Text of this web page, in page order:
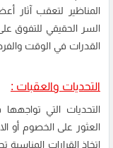
المناظير لتعقب آثار
السر الحقيقي للتفوق
القدرات في الوقت
التحديات والعقبات :
العثور على الخصوم أو
اتخاذ القرارات